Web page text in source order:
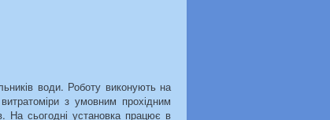
води. Роботу виконують на
витратоміри з умовним прохідним
На сьогодні установка працює в